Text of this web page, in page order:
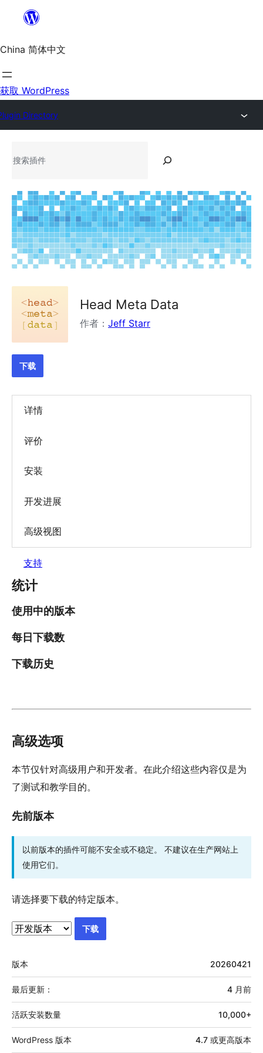
内
China 简体中文
获取 WordPress
Directory
索
件
Head Meta Data
作者： Jeff Starr
下载
详情
评价
安装
开发进展
高级视图
支持
统计
使用中的版本
每日下载数
下载历史
高级选项
本节仅针对高级用户和开发者。在此介绍这些内容仅是为
了测试和教学目的。
先前版本
以前版本的插件可能不安全或不稳定。 不建议在生产网站上
使用它们。
请选择要下载的特定版本。
下载
额
外
信
息
版本 20260421
最后更新： 4 月前
活跃安装数量 10,000+
WordPress 版本 4.7 或更高版本